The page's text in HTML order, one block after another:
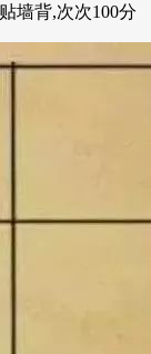
墙背,次次100分